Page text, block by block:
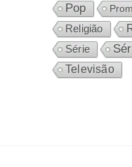
Pop
Religião
Série
Televisão